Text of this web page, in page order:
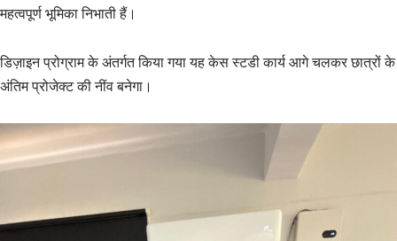
महत्वपूर्ण भूमिका निभाती हैं।
डिज़ाइन प्रोग्राम के अंतर्गत किया गया यह केस स्टडी कार्य आगे चलकर छात्रों के
अंतिम प्रोजेक्ट की नींव बनेगा।